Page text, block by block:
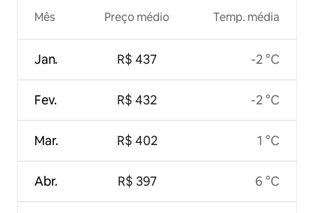
Mês
Jan.
Fev.
Mar.
Abr.
Preço médio
R$ 437
R$ 432
R$ 402
R$ 397
Temp. média
-2 °C
-2 °C
1 °C
6 °C